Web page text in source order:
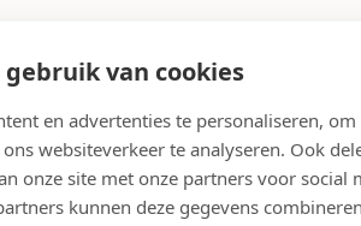
van cookies
en advertenties te personaliseren,
websiteverkeer te analyseren. Ook
onze site met onze partners voor social
kunnen deze gegevens